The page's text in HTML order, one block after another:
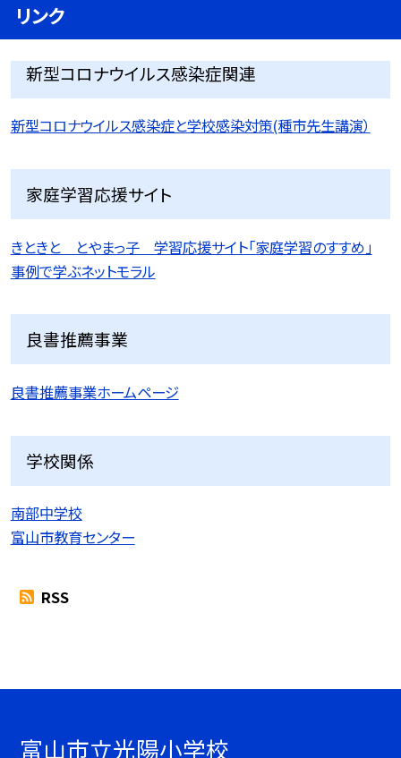
リンク
新型コロナウイルス感染症関連
新型コロナウイルス感染症と学校感染対策(種市先生講演）
家庭学習応援サイト
きときと とやまっ子 学習応援サイト「家庭学習のすすめ」
事例で学ぶネットモラル
良書推薦事業
良書推薦事業ホームページ
学校関係
南部中学校
富山市教育センター
RSS
富山市立光陽小学校